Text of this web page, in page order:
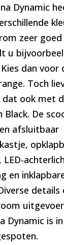
Dynamic
zeer goed
u
dan voor
Toch
dat ook met
Black. De
afsluitbaar
en
details
Dynamic is